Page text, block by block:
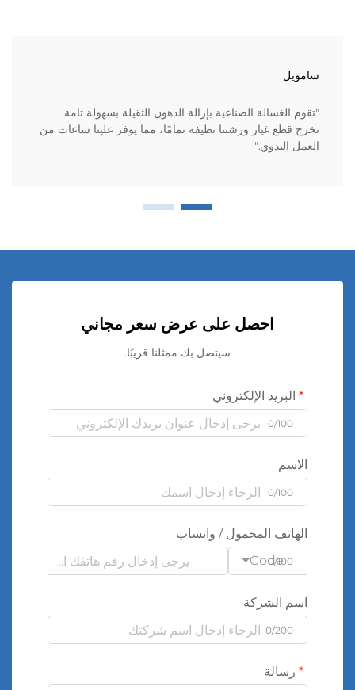
سامويل
"تقوم الغسالة الصناعية بإزالة الدهون الثقيلة بسهولة تامة.
تخرج قطع غيار ورشتنا نظيفة تمامًا، مما يوفر علينا ساعات من
العمل اليدوي."
احصل على عرض سعر مجاني
سيتصل بك ممثلنا قريبًا.
البريد الإلكتروني
الهاتف المحمول / واتساب
Code
اسم الشركة
رسالة